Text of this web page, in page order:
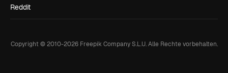
Reddit
Copyright © 2010-2026Freepik Company S.L.U. Alle Rechte vorbehalten.